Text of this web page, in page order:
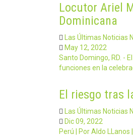
Locutor Ariel
Dominicana
Las Últimas Noticias
May 12, 2022
Santo Domingo, RD. -
funciones en la
El riesgo tras
Las Últimas Noticias
Dic 09, 2022
Perú | Por Aldo